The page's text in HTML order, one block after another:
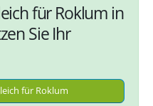
für Roklum in
Sie Ihr
für Roklum